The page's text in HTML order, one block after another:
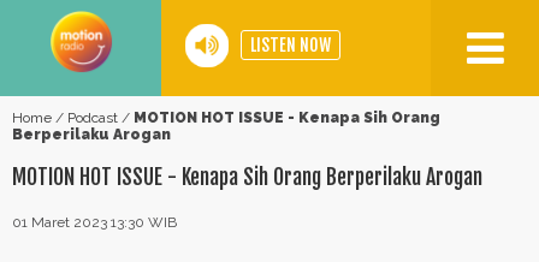
LISTEN NOW
Home
Our
Network
Program
Home / Podcast / MOTION HOT ISSUE - Kenapa Sih Orang
Berperilaku Arogan
MOTION HOT ISSUE - Kenapa Sih Orang Berperilaku Arogan
01 Maret 2023 13:30 WIB